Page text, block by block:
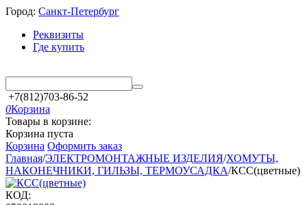
Город: Санкт-Петербург
Реквизиты
Где купить
+7(812)703-86-52
0Корзина
Товары в корзине:
Корзина пуста
Корзина Оформить заказ
Главная/ЭЛЕКТРОМОНТАЖНЫЕ ИЗДЕЛИЯ/ХОМУТЫ,
НАКОНЕЧНИКИ, ГИЛЬЗЫ, ТЕРМОУСАДКА/КСС(цветные)
КОД: